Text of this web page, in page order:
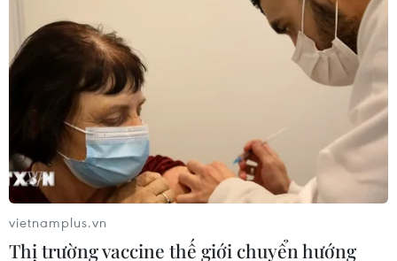
Những khoảnh khắc cực kỳ đáng
yêu của Tổng thống Mỹ Barack Obama
15/11/2016 02:47
Tổng thống Mỹ Barack Obama luôn được mọi người
dân Mỹ yêu mến bởi sự thân thiện và những hành động
đáng yêu của ông.
vietnamplus.vn
Thị trường vaccine thế giới chuyển hướng